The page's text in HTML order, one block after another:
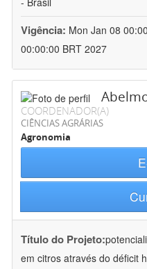
Vigência: Mon Jan 08
00:00:00 BRT 2027
COORDENADOR(A)
CIÊNCIAS AGRÁRIAS
Agronomia
Título do Projeto:
em citros através do déficit